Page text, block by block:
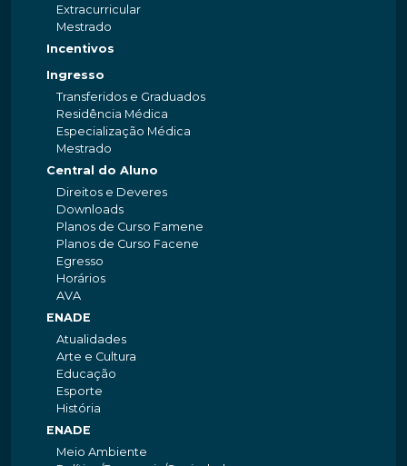
Extracurricular
Mestrado
Incentivos
Ingresso
Transferidos e Graduados
Residência Médica
Especialização Médica
Mestrado
Central do Aluno
Direitos e Deveres
Downloads
Planos de Curso Famene
Planos de Curso Facene
Egresso
Horários
AVA
ENADE
Atualidades
Arte e Cultura
Educação
Esporte
História
ENADE
Meio Ambiente